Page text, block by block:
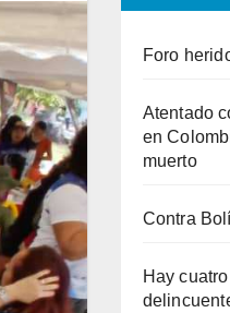
Foro
Atentado
en
muerto
Contra
Hay